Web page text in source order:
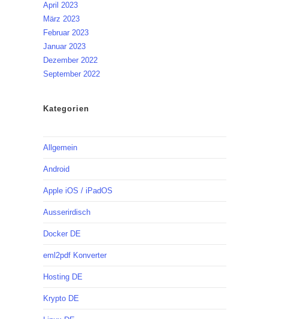
April 2023
März 2023
Februar 2023
Januar 2023
Dezember 2022
September 2022
Kategorien
Allgemein
Android
Apple iOS / iPadOS
Ausserirdisch
Docker DE
eml2pdf Konverter
Hosting DE
Krypto DE